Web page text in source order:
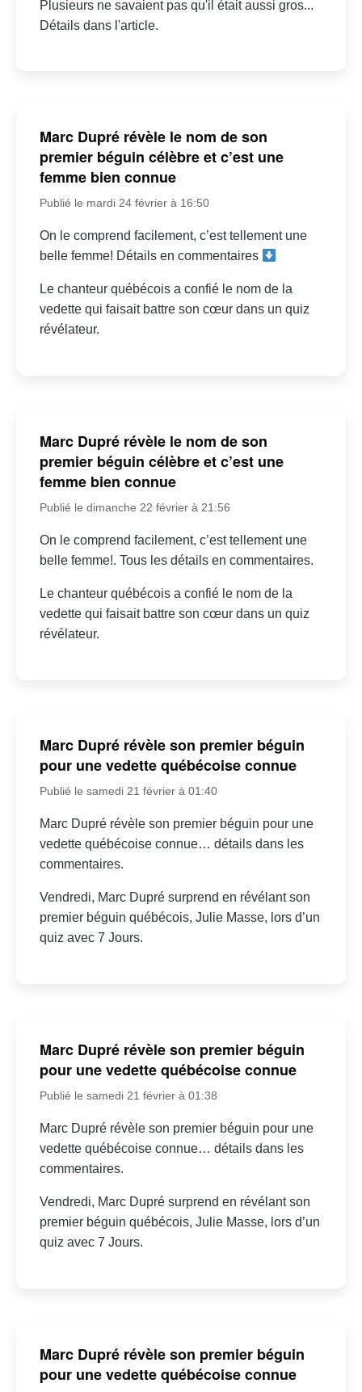
Plusieurs ne savaient pas qu'il était aussi gros...
Détails dans l'article.
Marc Dupré révèle le nom de son
premier béguin célèbre et c’est une
femme bien connue
Publié le mardi 24 février à 16:50
On le comprend facilement, c’est tellement une
belle femme! Détails en commentaires
Le chanteur québécois a confié le nom de la
vedette qui faisait battre son cœur dans un quiz
révélateur.
Marc Dupré révèle le nom de son
premier béguin célèbre et c’est une
femme bien connue
Publié le dimanche 22 février à 21:56
On le comprend facilement, c’est tellement une
belle femme!. Tous les détails en commentaires.
Le chanteur québécois a confié le nom de la
vedette qui faisait battre son cœur dans un quiz
révélateur.
Marc Dupré révèle son premier béguin
pour une vedette québécoise connue
Publié le samedi 21 février à 01:40
Marc Dupré révèle son premier béguin pour une
vedette québécoise connue… détails dans les
commentaires.
Vendredi, Marc Dupré surprend en révélant son
premier béguin québécois, Julie Masse, lors d’un
quiz avec 7 Jours.
Marc Dupré révèle son premier béguin
pour une vedette québécoise connue
Publié le samedi 21 février à 01:38
Marc Dupré révèle son premier béguin pour une
vedette québécoise connue… détails dans les
commentaires.
Vendredi, Marc Dupré surprend en révélant son
premier béguin québécois, Julie Masse, lors d’un
quiz avec 7 Jours.
Marc Dupré révèle son premier béguin
pour une vedette québécoise connue